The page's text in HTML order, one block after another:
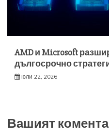
AMD и Microsoft
дългосрочно
юли 22, 2026
Вашият